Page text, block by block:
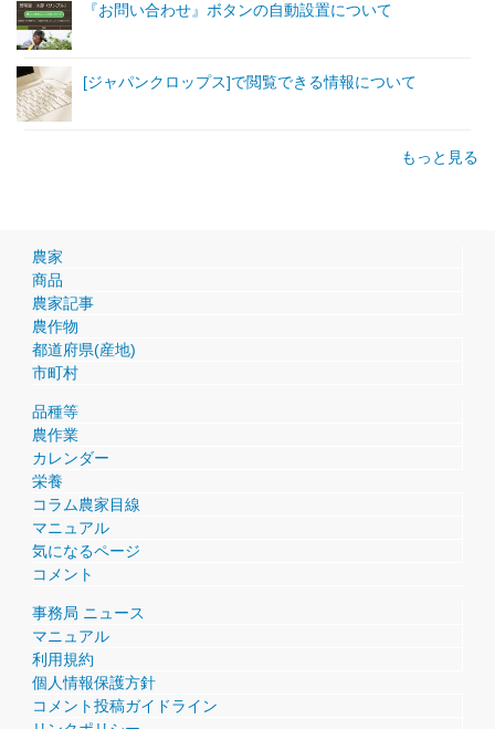
『お問い合わせ』ボタンの自動設置について
[ジャパンクロップス]で閲覧できる情報について
もっと見る
農家
商品
農家記事
農作物
都道府県(産地)
市町村
品種等
農作業
カレンダー
栄養
コラム農家目線
マニュアル
気になるページ
コメント
事務局 ニュース
マニュアル
利用規約
個人情報保護方針
コメント投稿ガイドライン